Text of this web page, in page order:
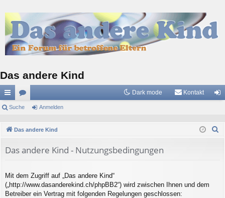
Das andere Kind
ch
ug
or
Dark mode Kontakt
Suche Anmelden
Das andere Kind
Das andere Kind - Nutzungsbedingungen
Mit dem Zugriff auf „Das andere Kind“
(„http://www.dasanderekind.ch/phpBB2“) wird zwischen Ihnen und dem
Betreiber ein Vertrag mit folgenden Regelungen geschlossen: